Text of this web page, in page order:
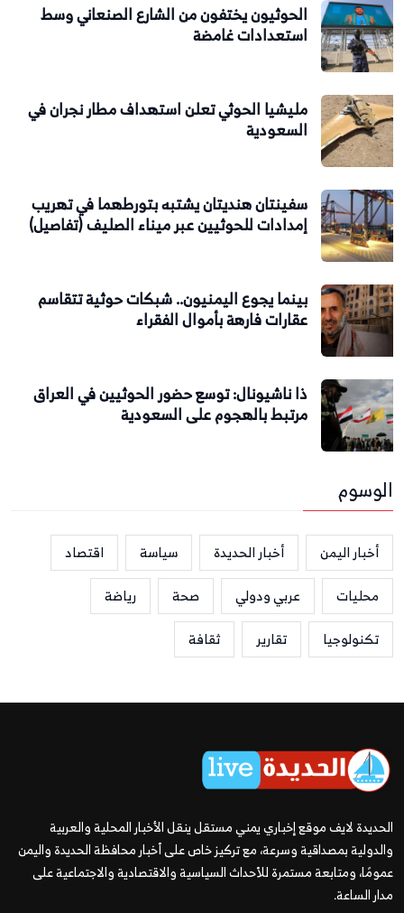
الحوثيون يختفون من الشارع الصنعاني وسط
استعدادات غامضة
مليشيا الحوثي تعلن استهداف مطار نجران في
السعودية
سفينتان هنديتان يشتبه بتورطهما في تهريب
إمدادات للحوثيين عبر ميناء الصليف (تفاصيل)
بينما يجوع اليمنيون.. شبكات حوثية تتقاسم
عقارات فارهة بأموال الفقراء
ذا ناشيونال: توسع حضور الحوثيين في العراق
مرتبط بالهجوم على السعودية
الوسوم
أخبار اليمن أخبار الحديدة سياسة
اقتصاد
محليات
عربي ودولي صحة
رياضة
تكنولوجيا
تقارير ثقافة
الحديدة لايف موقع إخباري يمني مستقل ينقل الأخبار المحلية والعربية
والدولية بمصداقية وسرعة، مع تركيز خاص على أخبار محافظة الحديدة واليمن
عمومًا، ومتابعة مستمرة للأحداث السياسية والاقتصادية والاجتماعية على
مدار الساعة.